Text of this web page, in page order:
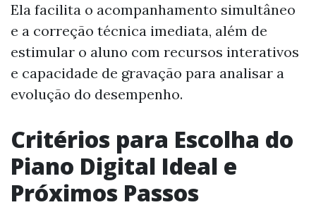
Ela facilita o acompanhamento simultâneo
e a correção técnica imediata, além de
estimular o aluno com recursos interativos
e capacidade de gravação para analisar a
evolução do desempenho.
Critérios para Escolha do
Piano Digital Ideal e
Próximos Passos